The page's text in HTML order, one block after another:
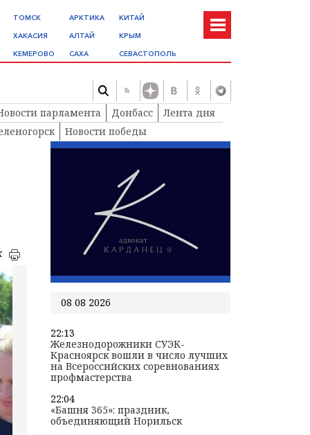
ТОМСК
ХАКАСИЯ
КЕМЕРОВО
АРКТИКА
АЛТАЙ
САХА
КИТАЙ
КРЫМ
СЕВАСТОПОЛЬ
парламента Донбасс
Лента дня
Новости победы
08 08 2026
22:13
Железнодорожники СУЭК-
Красноярск вошли в число лучших
на Всероссийских соревнованиях
профмастерства
22:04
«Башня 365»: праздник,
объединяющий Норильск